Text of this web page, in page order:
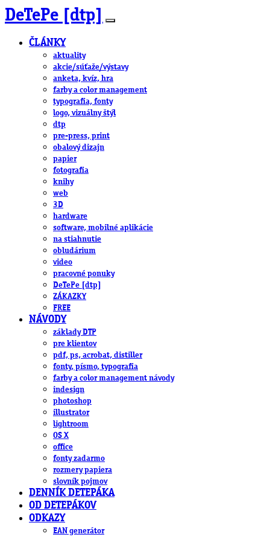
DeTePe [dtp]
ČLÁNKY
aktuality
akcie/súťaže/výstavy
anketa, kvíz, hra
farby a color management
typografia, fonty
logo, vizuálny štýl
dtp
pre-press, print
obalový dizajn
papier
fotografia
knihy
web
3D
hardware
software, mobilné aplikácie
na stiahnutie
obludárium
video
pracovné ponuky
DeTePe [dtp]
ZÁKAZKY
FREE
NÁVODY
základy DTP
pre klientov
pdf, ps, acrobat, distiller
fonty, písmo, typografia
farby a color management návody
indesign
photoshop
illustrator
lightroom
OS X
office
fonty zadarmo
rozmery papiera
slovník pojmov
DENNÍK DETEPÁKA
OD DETEPÁKOV
ODKAZY
EAN generátor